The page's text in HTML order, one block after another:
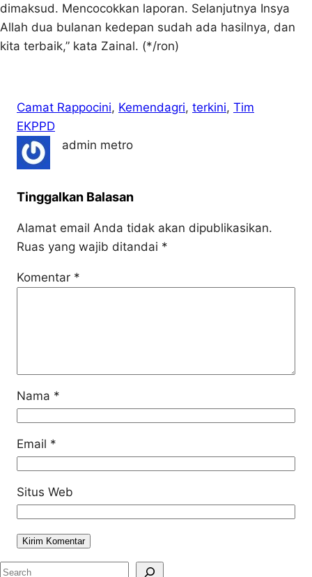
dimaksud. Mencocokkan laporan. Selanjutnya Insya
Allah dua bulanan kedepan sudah ada hasilnya, dan
kita terbaik,” kata Zainal. (*/ron)
Camat Rappocini, Kemendagri, terkini, Tim
EKPPD
admin metro
Tinggalkan Balasan
Alamat email Anda tidak akan dipublikasikan.
Ruas yang wajib ditandai *
Komentar *
Nama *
Email *
Situs Web
S